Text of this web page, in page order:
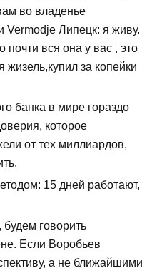
во владенье
Vermodje Липецк: я живу.
почти вся она у вас , это
за копейки
банка в мире гораздо
которое
от тех миллиардов,
15 дней работают,
говорить
Если Воробьев
а не ближайшими